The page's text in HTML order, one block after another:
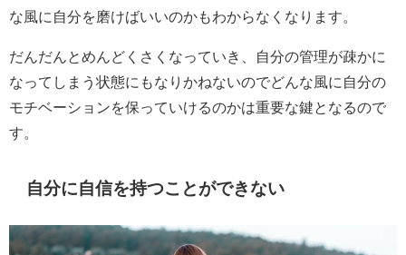
な風に自分を磨けばいいのかもわからなくなります。
だんだんとめんどくさくなっていき、自分の管理が疎かに
なってしまう状態にもなりかねないのでどんな風に自分の
モチベーションを保っていけるのかは重要な鍵となるので
す。
自分に自信を持つことができない